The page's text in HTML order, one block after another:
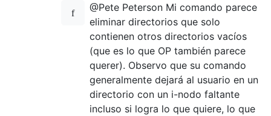
@Pete Peterson Mi comando parece
eliminar directorios que solo
contienen otros directorios vacíos
(que es lo que OP también parece
querer). Observo que su comando
generalmente dejará al usuario en un
directorio con un i-nodo faltante
incluso si logra lo que quiere, lo que